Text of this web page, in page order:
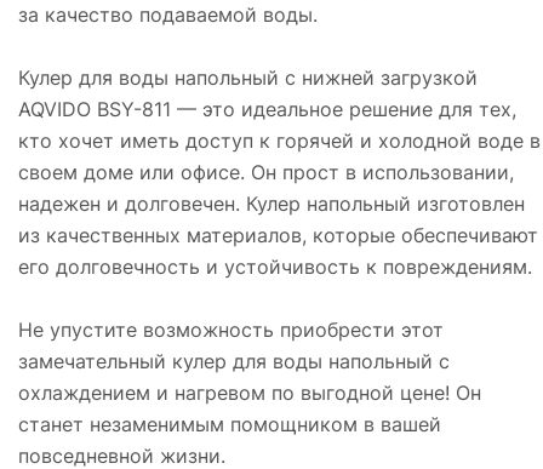
за качество подаваемой воды.
Кулер для воды напольный с нижней загрузкой
AQVIDO BSY-811 — это идеальное решение для тех,
кто хочет иметь доступ к горячей и холодной воде в
своем доме или офисе. Он прост в использовании,
надежен и долговечен. Кулер напольный изготовлен
из качественных материалов, которые обеспечивают
его долговечность и устойчивость к повреждениям.
Не упустите возможность приобрести этот
замечательный кулер для воды напольный с
охлаждением и нагревом по выгодной цене! Он
станет незаменимым помощником в вашей
повседневной жизни.